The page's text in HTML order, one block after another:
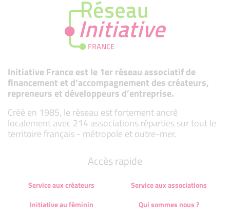
Initiative France est le 1er réseau associatif de
financement et d’accompagnement des créateurs,
repreneurs et développeurs d’entreprise.
Créé en 1985, le réseau est fortement ancré
localement avec 214 associations réparties sur tout le
territoire français - métropole et outre-mer.
Accès rapide
Service aux créateurs
Service aux associations
Initiative au féminin
Qui sommes nous ?